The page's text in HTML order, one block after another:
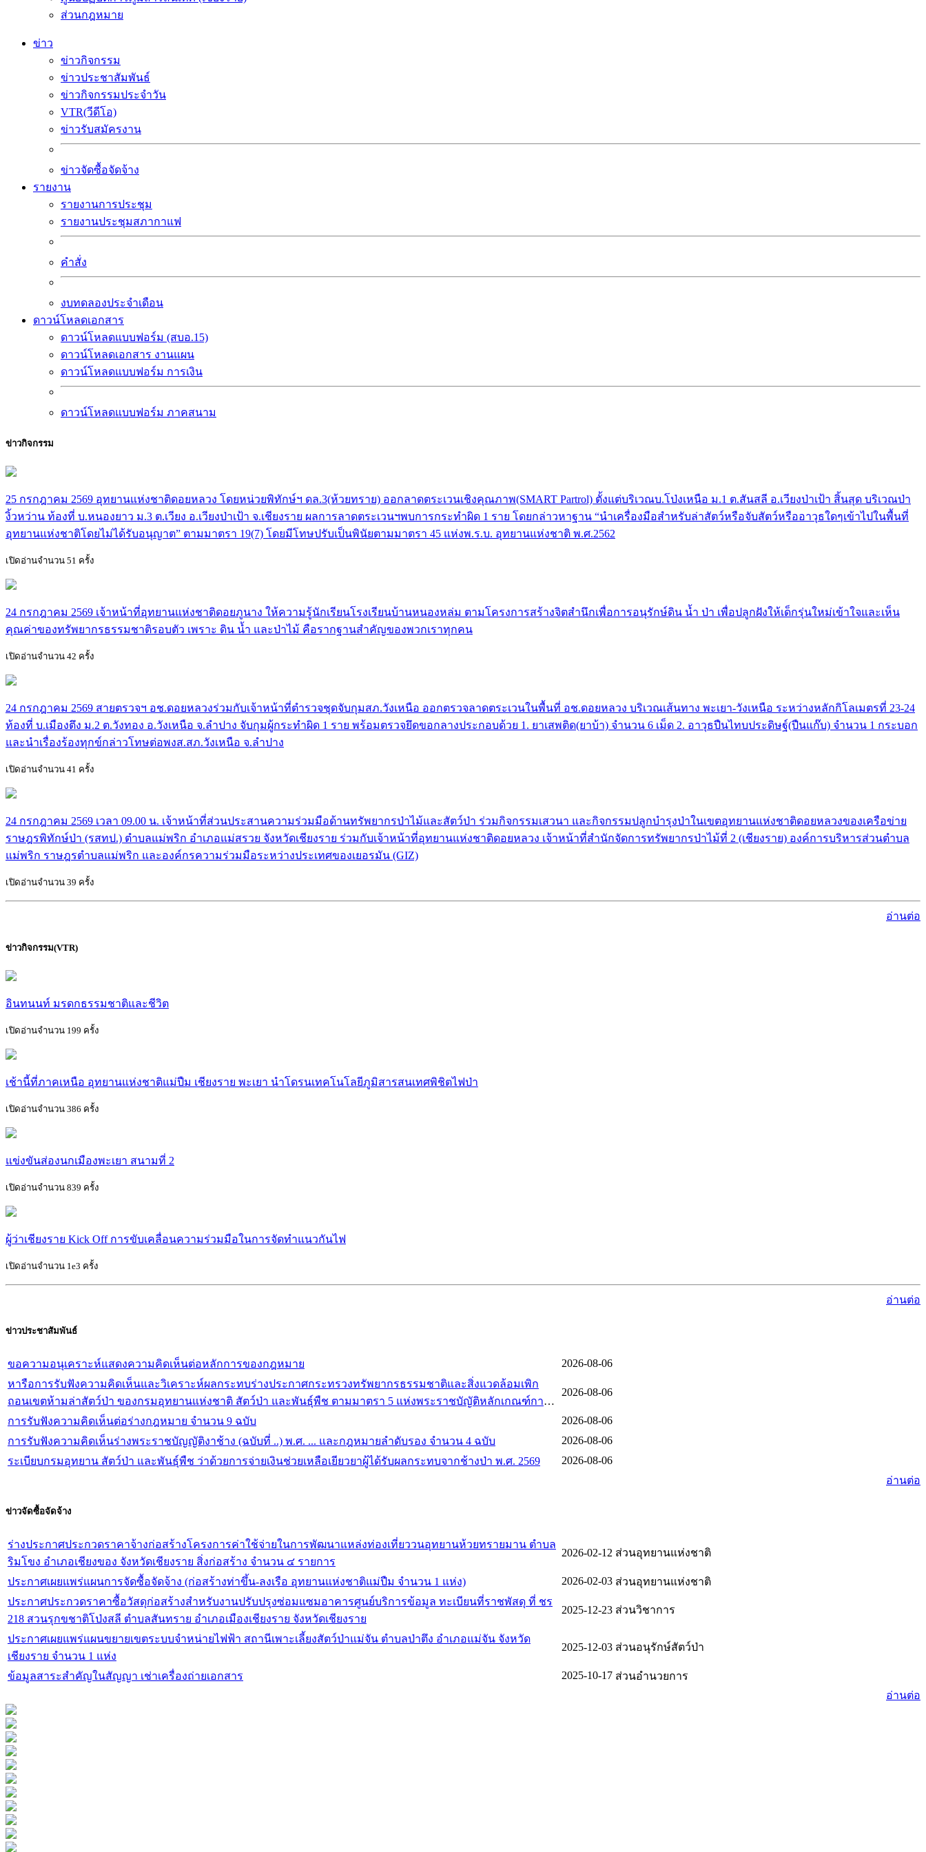
ส่วนกฎหมาย
ข่าว
ข่าวกิจกรรม
ข่าวประชาสัมพันธ์
ข่าวกิจกรรมประจำวัน
VTR(วีดีโอ)
ข่าวรับสมัครงาน
ข่าวจัดซื้อจัดจ้าง
รายงาน
รายงานการประชุม
รายงานประชุมสภากาแฟ
คำสั่ง
งบทดลองประจำเดือน
ดาวน์โหลดเอกสาร
ดาวน์โหลดแบบฟอร์ม (สบอ.15)
ดาวน์โหลดเอกสาร งานแผน
ดาวน์โหลดแบบฟอร์ม การเงิน
ดาวน์โหลดแบบฟอร์ม ภาคสนาม
ข่าวกิจกรรม
25 กรกฎาคม 2569 อุทยานแห่งชาติดอยหลวง โดยหน่วยพิทักษ์ฯ ดล.3(ห้วยทราย) ออกลาดตระเวนเชิงคุณภาพ(SMART Partrol) ตั้งแต่บริเวณบ.โป่งเหนือ ม.1 ต.สันสลี อ.เวียงป่าเป้า สิ้นสุด บริเวณป่า
งิ้วหว่าน ท้องที่ บ.หนองยาว ม.3 ต.เวียง อ.เวียงป่าเป้า จ.เชียงราย ผลการลาดตระเวนฯพบการกระทำผิด 1 ราย โดยกล่าวหาฐาน “นำเครื่องมือสำหรับล่าสัตว์หรือจับสัตว์หรืออาวุธใดๆเข้าไปในพื้นที่
อุทยานแห่งชาติโดยไม่ได้รับอนุญาต” ตามมาตรา 19(7) โดยมีโทษปรับเป็นพินัยตามมาตรา 45 แห่งพ.ร.บ. อุทยานแห่งชาติ พ.ศ.2562
เปิดอ่านจำนวน 51 ครั้ง
24 กรกฎาคม 2569 เจ้าหน้าที่อุทยานแห่งชาติดอยภูนาง ให้ความรู้นักเรียนโรงเรียนบ้านหนองหล่ม ตามโครงการสร้างจิตสำนึกเพื่อการอนุรักษ์ดิน น้ำ ป่า เพื่อปลูกฝังให้เด็กรุ่นใหม่เข้าใจและเห็น
คุณค่าของทรัพยากรธรรมชาติรอบตัว เพราะ ดิน น้ำ และป่าไม้ คือรากฐานสำคัญของพวกเราทุกคน
เปิดอ่านจำนวน 42 ครั้ง
24 กรกฎาคม 2569 สายตรวจฯ อช.ดอยหลวงร่วมกับเจ้าหน้าที่ตำรวจชุดจับกุมสภ.วังเหนือ ออกตรวจลาดตระเวนในพื้นที่ อช.ดอยหลวง บริเวณเส้นทาง พะเยา-วังเหนือ ระหว่างหลักกิโลเมตรที่ 23-24
ท้องที่ บ.เมืองตึง ม.2 ต.วังทอง อ.วังเหนือ จ.ลำปาง จับกุมผู้กระทำผิด 1 ราย พร้อมตรวจยึดขอกลางประกอบด้วย 1. ยาเสพติด(ยาบ้า) จำนวน 6 เม็ด 2. อาวุธปืนไทบประดิษฐ์(ปืนแก๊บ) จำนวน 1 กระบอก
และนำเรื่องร้องทุกข์กล่าวโทษต่อพงส.สภ.วังเหนือ จ.ลำปาง
เปิดอ่านจำนวน 41 ครั้ง
24 กรกฎาคม 2569 เวลา 09.00 น. เจ้าหน้าที่ส่วนประสานความร่วมมือด้านทรัพยากรป่าไม้และสัตว์ป่า ร่วมกิจกรรมเสวนา และกิจกรรมปลูกบำรุงป่าในเขตอุทยานแห่งชาติดอยหลวงของเครือข่าย
ราษฎรพิทักษ์ป่า (รสทป.) ตำบลแม่พริก อำเภอแม่สรวย จังหวัดเชียงราย ร่วมกับเจ้าหน้าที่อุทยานแห่งชาติดอยหลวง เจ้าหน้าที่สำนักจัดการทรัพยากรป่าไม้ที่ 2 (เชียงราย) องค์การบริหารส่วนตำบล
แม่พริก ราษฎรตำบลแม่พริก และองค์กรความร่วมมือระหว่างประเทศของเยอรมัน (GIZ)
เปิดอ่านจำนวน 39 ครั้ง
อ่านต่อ
ข่าวกิจกรรม(VTR)
อินทนนท์ มรดกธรรมชาติและชีวิต
เปิดอ่านจำนวน 199 ครั้ง
เช้านี้ที่ภาคเหนือ อุทยานแห่งชาติแม่ปืม เชียงราย พะเยา นำโดรนเทคโนโลยีภูมิสารสนเทศพิชิตไฟป่า
เปิดอ่านจำนวน 386 ครั้ง
แข่งขันส่องนกเมืองพะเยา สนามที่ 2
เปิดอ่านจำนวน 839 ครั้ง
ผู้ว่าเชียงราย Kick Off การขับเคลื่อนความร่วมมือในการจัดทำแนวกันไฟ
เปิดอ่านจำนวน 1e3 ครั้ง
อ่านต่อ
ข่าวประชาสัมพันธ์
ขอความอนุเคราะห์แสดงความคิดเห็นต่อหลักการของกฎหมาย
2026-08-06
หารือการรับฟังความคิดเห็นและวิเคราะห์ผลกระทบร่างประกาศกระทรวงทรัพยากรธรรมชาติและสิ่งแวดล้อมเพิก
ถอนเขตห้ามล่าสัตว์ป่า ของกรมอุทยานแห่งชาติ สัตว์ป่า และพันธุ์พืช ตามมาตรา 5 แห่งพระราชบัญัติหลักเกณฑ์การ
จัดการทำร่างกฎหมายและการประเมินผลสัมฤทธิ์ของกฎหมาย พ.ศ. 2562
2026-08-06
การรับฟังความคิดเห็นต่อร่างกฎหมาย จำนวน 9 ฉบับ
2026-08-06
การรับฟังความคิดเห็นร่างพระราชบัญญัติงาช้าง (ฉบับที่ ..) พ.ศ. ... และกฎหมายลำดับรอง จำนวน 4 ฉบับ
2026-08-06
ระเบียบกรมอุทยาน สัตว์ป่า และพันธุ์พืช ว่าด้วยการจ่ายเงินช่วยเหลือเยียวยาผู้ได้รับผลกระทบจากช้างป่า พ.ศ. 2569
2026-08-06
อ่านต่อ
ข่าวจัดซื้อจัดจ้าง
ร่างประกาศประกวดราคาจ้างก่อสร้างโครงการค่าใช้จ่ายในการพัฒนาแหล่งท่องเที่ยววนอุทยานห้วยทรายมาน ตำบล
ริมโขง อำเภอเชียงของ จังหวัดเชียงราย สิ่งก่อสร้าง จำนวน ๔ รายการ
2026-02-12 ส่วนอุทยานแห่งชาติ
ประกาศเผยแพร่แผนการจัดซื้อจัดจ้าง (ก่อสร้างท่าขึ้น-ลงเรือ อุทยานแห่งชาติแม่ปืม จำนวน 1 แห่ง) 2026-02-03 ส่วนอุทยานแห่งชาติ
ประกาศประกวดราคาซื้อวัสดุก่อสร้างสำหรับงานปรับปรุงซ่อมแซมอาคารศูนย์บริการข้อมูล ทะเบียนที่ราชพัสดุ ที่ ชร
218 สวนรุกขชาติโป่งสลี ตำบลสันทราย อำเภอเมืองเชียงราย จังหวัดเชียงราย
2025-12-23 ส่วนวิชาการ
ประกาศเผยแพร่แผนขยายเขตระบบจำหน่ายไฟฟ้า สถานีเพาะเลี้ยงสัตว์ป่าแม่จัน ตำบลป่าตึง อำเภอแม่จัน จังหวัด
เชียงราย จำนวน 1 แห่ง
2025-12-03 ส่วนอนุรักษ์สัตว์ป่า
ข้อมูลสาระสำคัญในสัญญา เช่าเครื่องถ่ายเอกสาร 2025-10-17 ส่วนอำนวยการ
อ่านต่อ